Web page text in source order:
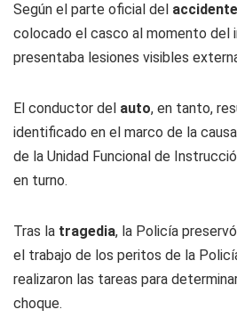
Según el parte oficial del accidente
colocado el casco al momento del
presentaba lesiones visibles
El conductor del auto, en tanto,
identificado en el marco de la
de la Unidad Funcional de
en turno.
Tras la tragedia, la Policía
el trabajo de los peritos de la
realizaron las tareas para
choque.